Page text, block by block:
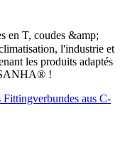
en T, coudes &amp;
l'industrie et
les produits adaptés
SANHA® !